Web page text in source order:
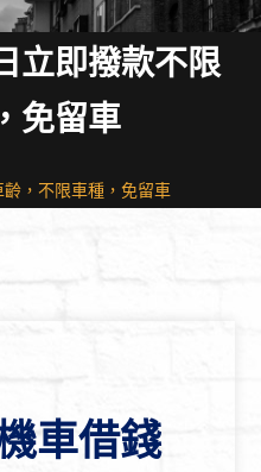
立即撥款不限
免留車
，不限車種，免留車
車借錢